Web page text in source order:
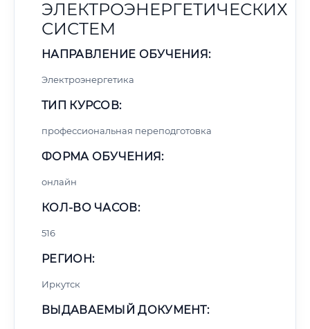
ЭЛЕКТРОЭНЕРГЕТИЧЕСКИХ
СИСТЕМ
НАПРАВЛЕНИЕ ОБУЧЕНИЯ:
Электроэнергетика
ТИП КУРСОВ:
профессиональная переподготовка
ФОРМА ОБУЧЕНИЯ:
онлайн
КОЛ-ВО ЧАСОВ:
516
РЕГИОН:
Иркутск
ВЫДАВАЕМЫЙ ДОКУМЕНТ: